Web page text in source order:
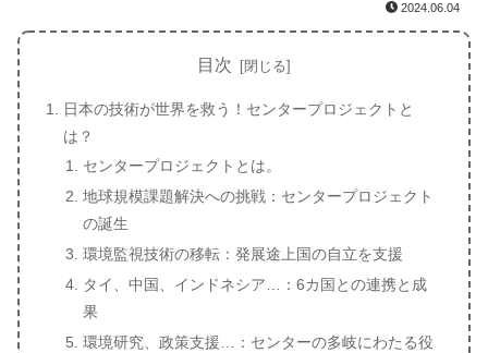
2024.06.04
目次
日本の技術が世界を救う！センタープロジェクトと
は？
センタープロジェクトとは。
地球規模課題解決への挑戦：センタープロジェクト
の誕生
環境監視技術の移転：発展途上国の自立を支援
タイ、中国、インドネシア…：6カ国との連携と成
果
環境研究、政策支援…：センターの多岐にわたる役